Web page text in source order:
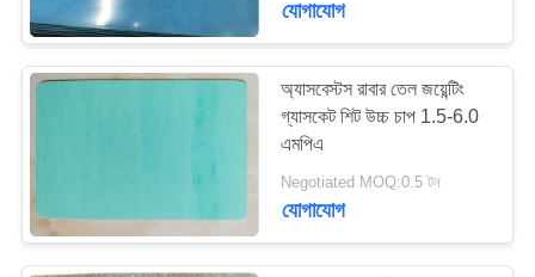
যোগাযোগ
অ্যাসবেস্টস রাবার তেল জয়েন্টিং
গ্যাসকেট শিট উচ্চ চাপ 1.5-6.0
এমপিএ
Negotiated MOQ:0.5 টন
যোগাযোগ